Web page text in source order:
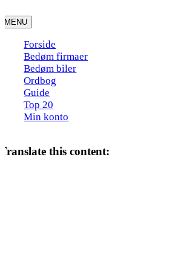
to
content
MENU
Forside
Bedøm firmaer
Bedøm biler
Ordbog
Guide
Top 20
Min konto
Translate this content: